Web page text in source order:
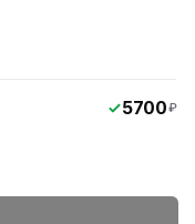
5700₽